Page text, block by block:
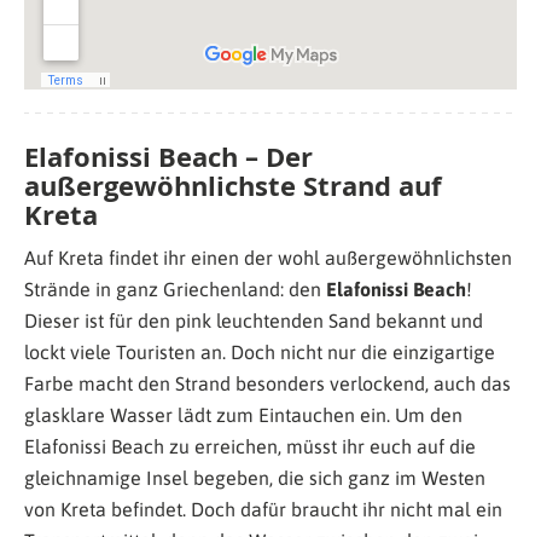
Elafonissi Beach – Der
außergewöhnlichste Strand auf
Kreta
Auf Kreta findet ihr einen der wohl außergewöhnlichsten
Strände in ganz Griechenland: den Elafonissi Beach!
Dieser ist für den pink leuchtenden Sand bekannt und
lockt viele Touristen an. Doch nicht nur die einzigartige
Farbe macht den Strand besonders verlockend, auch das
glasklare Wasser lädt zum Eintauchen ein. Um den
Elafonissi Beach zu erreichen, müsst ihr euch auf die
gleichnamige Insel begeben, die sich ganz im Westen
von Kreta befindet. Doch dafür braucht ihr nicht mal ein